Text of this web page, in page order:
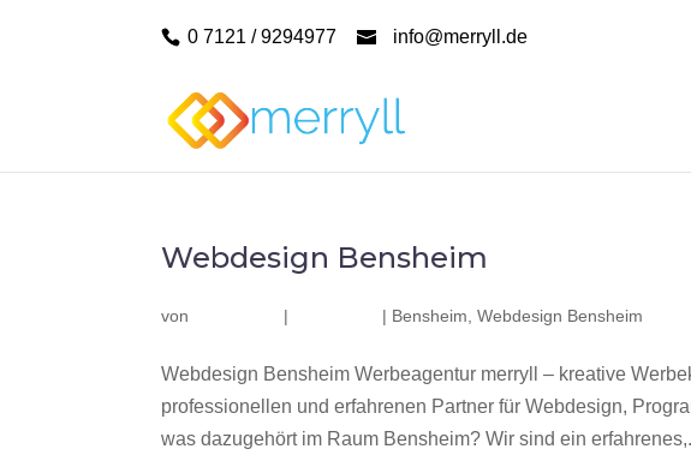
0 7121 / 9294977 info@merryll.de
Webdesign Bensheim
von | | Bensheim ,Webdesign Bensheim
Webdesign Bensheim Werbeagentur merryll – kreative
professionellen und erfahrenen Partner für Webdesign,
was dazugehört im Raum Bensheim? Wir sind ein